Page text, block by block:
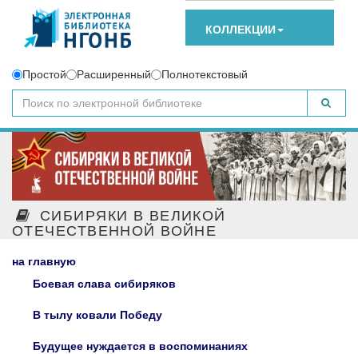
КОЛЛЕКЦИИ
Простой Расширенный Полнотекстовый
СИБИРЯКИ В ВЕЛИКОЙ
ОТЕЧЕСТВЕННОЙ ВОЙНЕ
на главную
Боевая слава сибиряков
В тылу ковали Победу
Будущее нуждается в воспоминаниях